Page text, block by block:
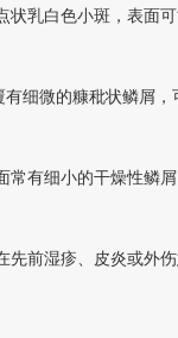
状乳白色小斑，表面
微的糠秕状鳞屑，
有细小的干燥性鳞屑
先前湿疹、皮炎或外伤